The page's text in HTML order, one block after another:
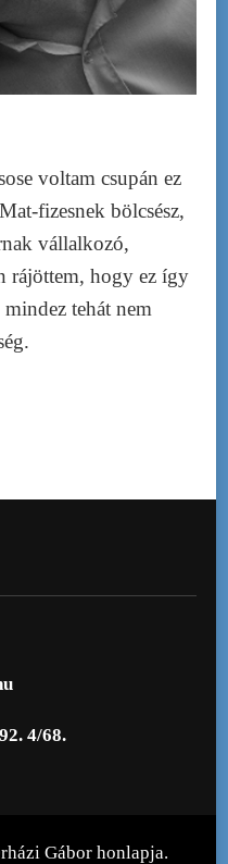
voltam csupán ez
fizesnek bölcsész,
vállalkozó,
rájöttem, hogy ez így
tehát nem
4/68.
Gábor honlapja.